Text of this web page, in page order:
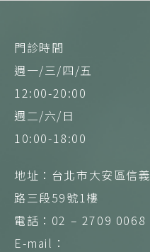
門診時間
週一/三/四/五
12:00-20:00
週二/六/日
10:00-18:00
地址：台北市大安區信義
路三段59號1樓
電話：02 – 2709 0068
E-mail：